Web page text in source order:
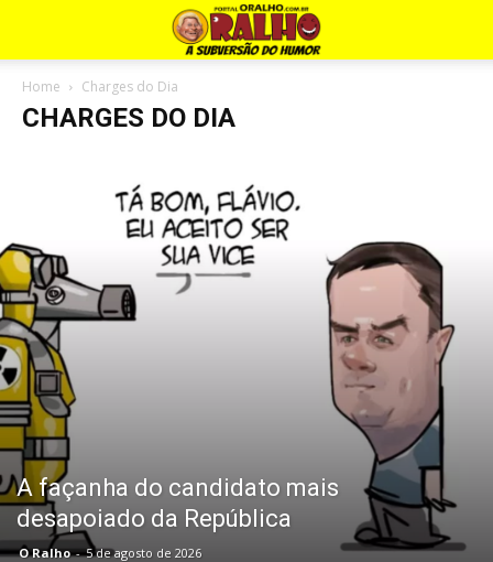
Home Charges do Dia
CHARGES DO DIA
A façanha do candidato mais
desapoiado da República
O Ralho - 5 de agosto de 2026